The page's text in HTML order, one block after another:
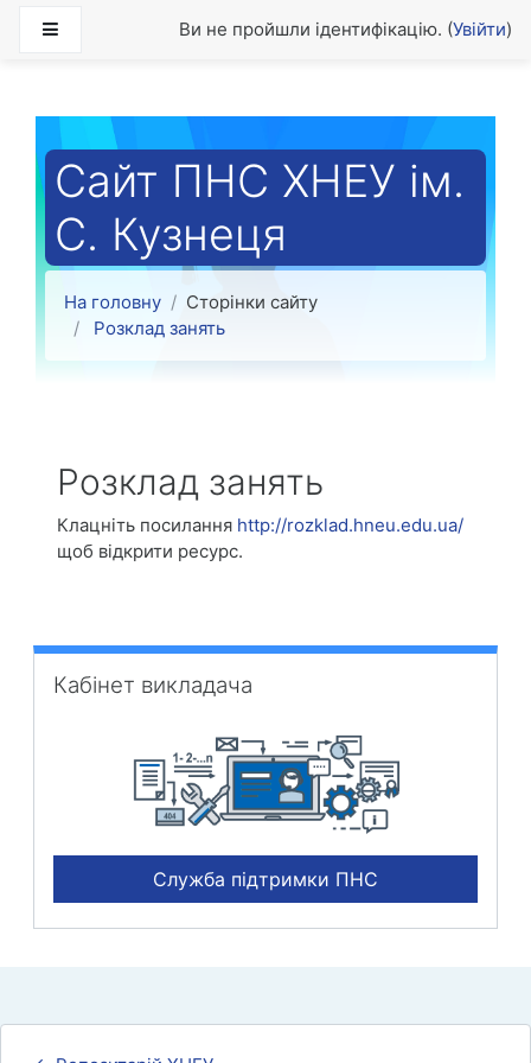
Бокова панельВи не пройшли ідентифікацію. (Увійти)
Сайт ПНС ХНЕУ ім.
С. Кузнеця
На головну
Сторінки сайту
Розклад занять
Розклад занять
Клацніть посилання http://rozklad.hneu.edu.ua/
щоб відкрити ресурс.
Пропустити Кабінет викладача
Кабінет викладача
Служба підтримки ПНС